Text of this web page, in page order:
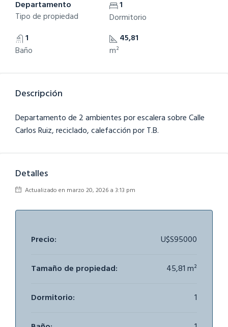
Departamento
Tipo de propiedad
1
Dormitorio
1
Baño
45,81
m²
Descripción
Departamento de 2 ambientes por escalera sobre Calle
Carlos Ruiz, reciclado, calefacción por T.B.
Detalles
Actualizado en marzo 20, 2026 a 3:13 pm
Precio: U$S95000
Tamaño de propiedad: 45,81 m²
Dormitorio: 1